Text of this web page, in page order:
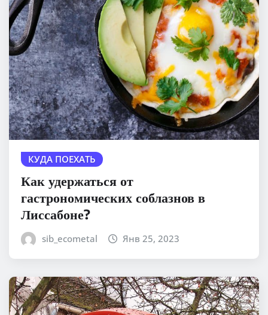
КУДА ПОЕХАТЬ
Как удержаться от
гастрономических соблазнов в
Лиссабоне?
sib_ecometal Янв 25, 2023